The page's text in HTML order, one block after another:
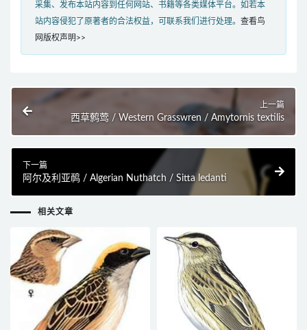
采集、发布本站内容到任何网站、书籍等各类媒体平台。如若本
站内容侵犯了原著者的合法权益，可联系我们进行处理。 查看鸟
网版权声明>>
上一篇
西草鹩莺 / Western Grasswren / Amytornis textilis
下一篇
阿尔及利亚䴓 / Algerian Nuthatch / Sitta ledanti
相关文章